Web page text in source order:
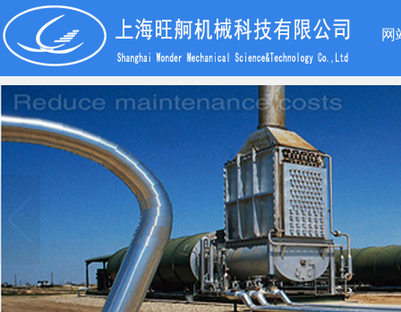
网